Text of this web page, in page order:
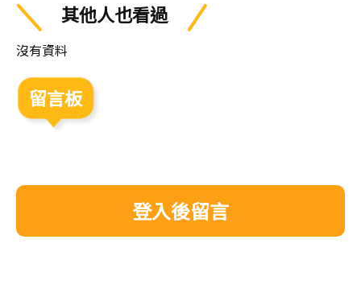
其他人也看過
沒有資料
留言板
登入後留言